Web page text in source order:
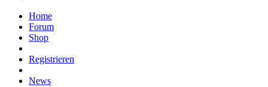
Home
Forum
Shop
Registrieren
News